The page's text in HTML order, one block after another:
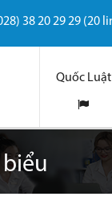
38 20 29 29 (20
Quốc Luật